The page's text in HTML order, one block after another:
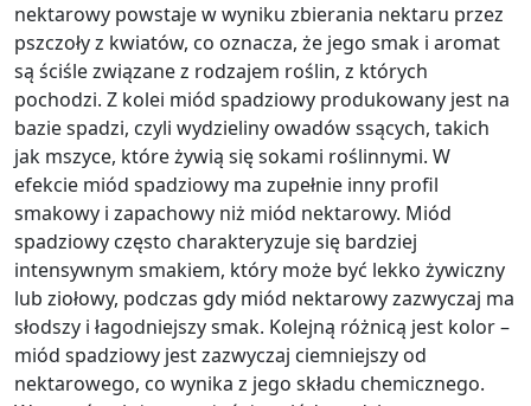
nektarowy powstaje w wyniku zbierania nektaru przez
pszczoły z kwiatów, co oznacza, że jego smak i aromat
są ściśle związane z rodzajem roślin, z których
pochodzi. Z kolei miód spadziowy produkowany jest na
bazie spadzi, czyli wydzieliny owadów ssących, takich
jak mszyce, które żywią się sokami roślinnymi. W
efekcie miód spadziowy ma zupełnie inny profil
smakowy i zapachowy niż miód nektarowy. Miód
spadziowy często charakteryzuje się bardziej
intensywnym smakiem, który może być lekko żywiczny
lub ziołowy, podczas gdy miód nektarowy zazwyczaj ma
słodszy i łagodniejszy smak. Kolejną różnicą jest kolor –
miód spadziowy jest zazwyczaj ciemniejszy od
nektarowego, co wynika z jego składu chemicznego.